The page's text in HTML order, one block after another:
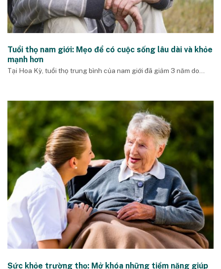
Tuổi thọ nam giới: Mẹo để có cuộc sống lâu dài và khỏe
mạnh hơn
Tại Hoa Kỳ, tuổi thọ trung bình của nam giới đã giảm 3 năm do...
Sức khỏe trường thọ: Mở khóa những tiềm năng giúp